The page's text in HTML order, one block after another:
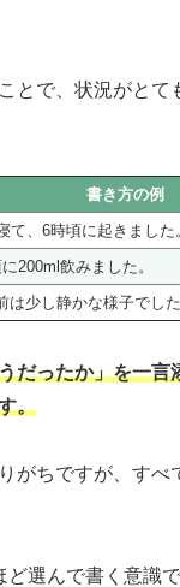
とで、状況がとて
書き方の例
て、6時頃に起きました
200ml飲みました。
は少し静かな様子でした
だったか」を一言
。
がちですが、すべ
選んで書く意識で